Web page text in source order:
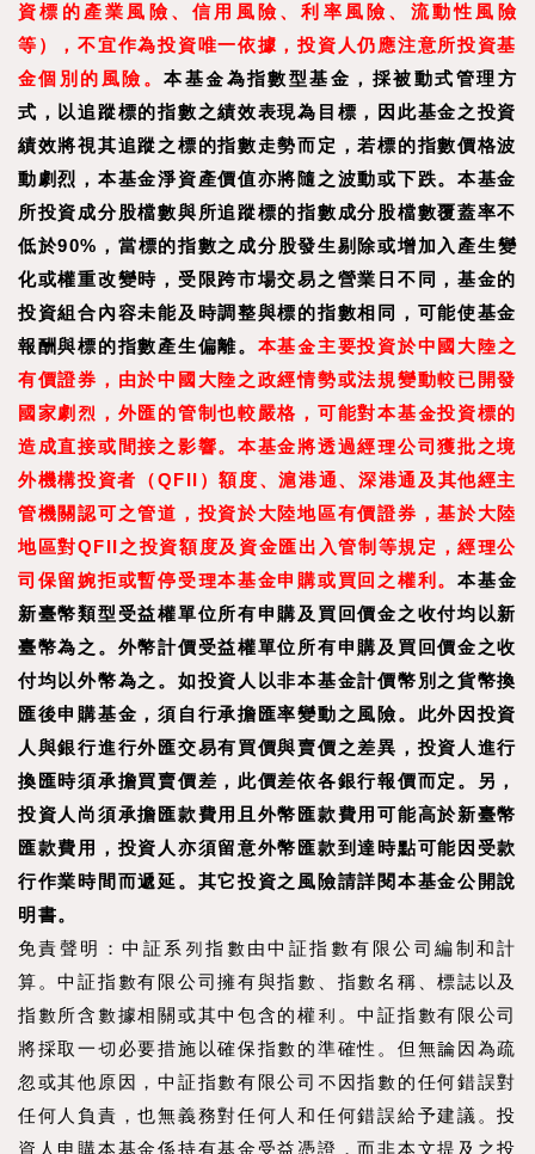
資標的產業風險、信用風險、利率風險、流動性風險
等），不宜作為投資唯一依據，投資人仍應注意所投資基
金個別的風險。本基金為指數型基金，採被動式管理方
式，以追蹤標的指數之績效表現為目標，因此基金之投資
績效將視其追蹤之標的指數走勢而定，若標的指數價格波
動劇烈，本基金淨資產價值亦將隨之波動或下跌。本基金
所投資成分股檔數與所追蹤標的指數成分股檔數覆蓋率不
低於90%，當標的指數之成分股發生剔除或增加入產生變
化或權重改變時，受限跨市場交易之營業日不同，基金的
投資組合內容未能及時調整與標的指數相同，可能使基金
報酬與標的指數產生偏離。 本基金主要投資於中國大陸之
有價證券，由於中國大陸之政經情勢或法規變動較已開發
國家劇烈，外匯的管制也較嚴格，可能對本基金投資標的
造成直接或間接之影響。本基金將透過經理公司獲批之境
外機構投資者（QFII）額度、滬港通、深港通及其他經主
管機關認可之管道，投資於大陸地區有價證券，基於大陸
地區對QFII之投資額度及資金匯出入管制等規定，經理公
司保留婉拒或暫停受理本基金申購或買回之權利。本基金
新臺幣類型受益權單位所有申購及買回價金之收付均以新
臺幣為之。外幣計價受益權單位所有申購及買回價金之收
付均以外幣為之。如投資人以非本基金計價幣別之貨幣換
匯後申購基金，須自行承擔匯率變動之風險。此外因投資
人與銀行進行外匯交易有買價與賣價之差異，投資人進行
換匯時須承擔買賣價差，此價差依各銀行報價而定。另，
投資人尚須承擔匯款費用且外幣匯款費用可能高於新臺幣
匯款費用，投資人亦須留意外幣匯款到達時點可能因受款
行作業時間而遞延。其它投資之風險請詳閱本基金公開說
明書。
免責聲明：中証系列指數由中証指數有限公司編制和計
算。中証指數有限公司擁有與指數、指數名稱、標誌以及
指數所含數據相關或其中包含的權利。中証指數有限公司
將採取一切必要措施以確保指數的準確性。但無論因為疏
忽或其他原因，中証指數有限公司不因指數的任何錯誤對
任何人負責，也無義務對任何人和任何錯誤給予建議。投
資人申購本基金係持有基金受益憑證，而非本文提及之投